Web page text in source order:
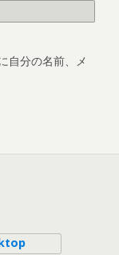
自分の名前、メ